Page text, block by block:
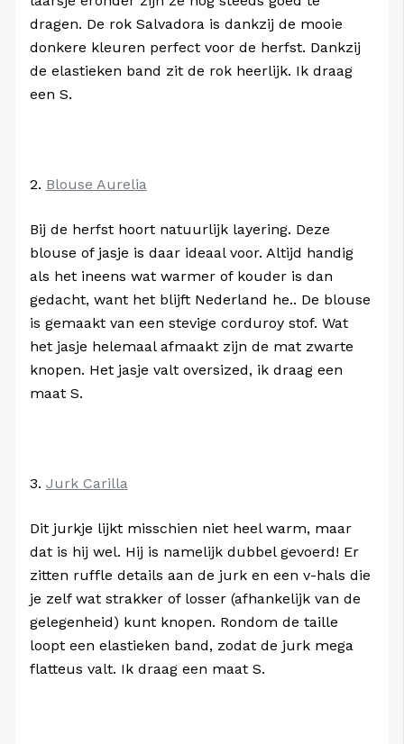
dragen. De rok Salvadora is dankzij de mooie
donkere kleuren perfect voor de herfst. Dankzij
de elastieken band zit de rok heerlijk. Ik draag
een S.
2. Blouse Aurelia
Bij de herfst hoort natuurlijk layering. Deze
blouse of jasje is daar ideaal voor. Altijd handig
als het ineens wat warmer of kouder is dan
gedacht, want het blijft Nederland he.. De blouse
is gemaakt van een stevige corduroy stof. Wat
het jasje helemaal afmaakt zijn de mat zwarte
knopen. Het jasje valt oversized, ik draag een
maat S.
3. Jurk Carilla
Dit jurkje lijkt misschien niet heel warm, maar
dat is hij wel. Hij is namelijk dubbel gevoerd! Er
zitten ruffle details aan de jurk en een v-hals die
je zelf wat strakker of losser (afhankelijk van de
gelegenheid) kunt knopen. Rondom de taille
loopt een elastieken band, zodat de jurk mega
flatteus valt. Ik draag een maat S.